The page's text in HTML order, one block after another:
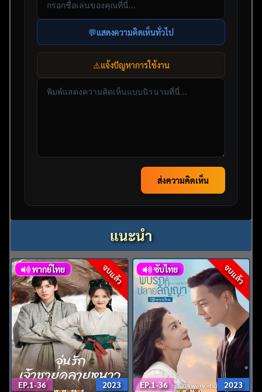
💬แสดงความคิดเห็นทั่วไป
⚠️แจ้งปัญหาการใช้งาน
ส่งความคิดเห็น
แนะนำ
จบแล้ว
พากย์ไทย
EP.1-36 2023
จบแล้ว
ซับไทย
EP.1-36 2023